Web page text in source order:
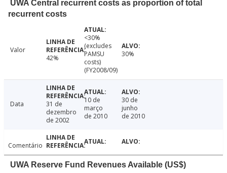
UWA Central recurrent costs as proportion of total
recurrent costs
Valor
42%
<30%
(excludes
PAMSU
costs)
(FY2008/09)
30%
Data
31 de
dezembro
de 2002
10 de
março
de 2010
30 de
junho
de 2010
Comentário
UWA Reserve Fund Revenues Available (US$)